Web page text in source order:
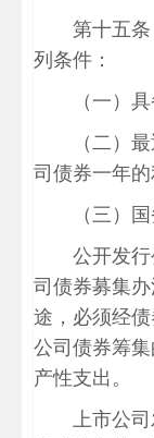
第十五
列条件：
（一）
（二）
司债券一年的
（三）
公开发
司债券募集
途，必须经
公司债券筹
产性支出。
上市公